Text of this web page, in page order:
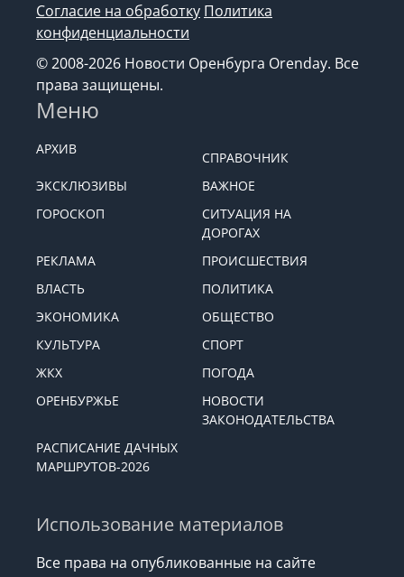
Согласие на обработку Политика
конфиденциальности
© 2008-2026 Новости Оренбурга Orenday. Все
права защищены.
Меню
АРХИВ
СПРАВОЧНИК
ЭКСКЛЮЗИВЫ
ВАЖНОЕ
ГОРОСКОП
СИТУАЦИЯ НА
ДОРОГАХ
РЕКЛАМА
ПРОИСШЕСТВИЯ
ВЛАСТЬ
ПОЛИТИКА
ЭКОНОМИКА
ОБЩЕСТВО
КУЛЬТУРА
СПОРТ
ЖКХ
ПОГОДА
ОРЕНБУРЖЬЕ
НОВОСТИ
ЗАКОНОДАТЕЛЬСТВА
РАСПИСАНИЕ ДАЧНЫХ
МАРШРУТОВ-2026
Использование материалов
Все права на опубликованные на сайте